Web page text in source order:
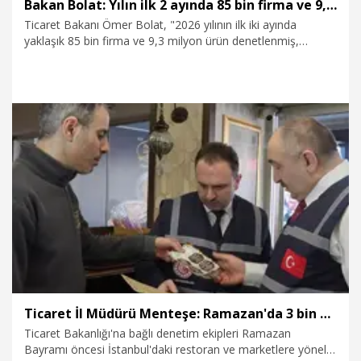
Bakan Bolat: Yılın ilk 2 ayında 85 bin firma ve 9,3 milyon ürün denetlendi
Ticaret Bakanı Ömer Bolat, "2026 yılının ilk iki ayında
yaklaşık 85 bin firma ve 9,3 milyon ürün denetlenmiş,
denetimlerimizi büyük bir titizlik ve yoğunlukla sürdürmeye
devam ediyoruz" dedi.
15.03.2026 Politika
Ticaret İl Müdürü Menteşe: Ramazan'da 3 bin 608 işletmeye 33 milyon lira ceza kesildi
Ticaret Bakanlığı'na bağlı denetim ekipleri Ramazan
Bayramı öncesi İstanbul'daki restoran ve marketlere yönelik